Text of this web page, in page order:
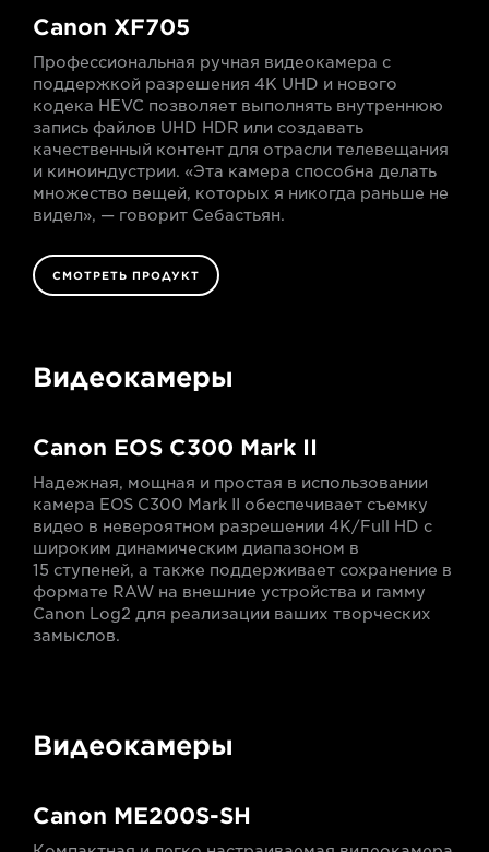
Canon XF705
Профессиональная ручная видеокамера с
поддержкой разрешения 4K UHD и нового
кодека HEVC позволяет выполнять внутреннюю
запись файлов UHD HDR или создавать
качественный контент для отрасли телевещания
и киноиндустрии. «Эта камера способна делать
множество вещей, которых я никогда раньше не
видел», — говорит Себастьян.
СМОТРЕТЬ ПРОДУКТ
Видеокамеры
Canon EOS C300 Mark II
Надежная, мощная и простая в использовании
камера EOS C300 Mark II обеспечивает съемку
видео в невероятном разрешении 4K/Full HD с
широким динамическим диапазоном в
15 ступеней, а также поддерживает сохранение в
формате RAW на внешние устройства и гамму
Canon Log2 для реализации ваших творческих
замыслов.
Видеокамеры
Canon ME200S-SH